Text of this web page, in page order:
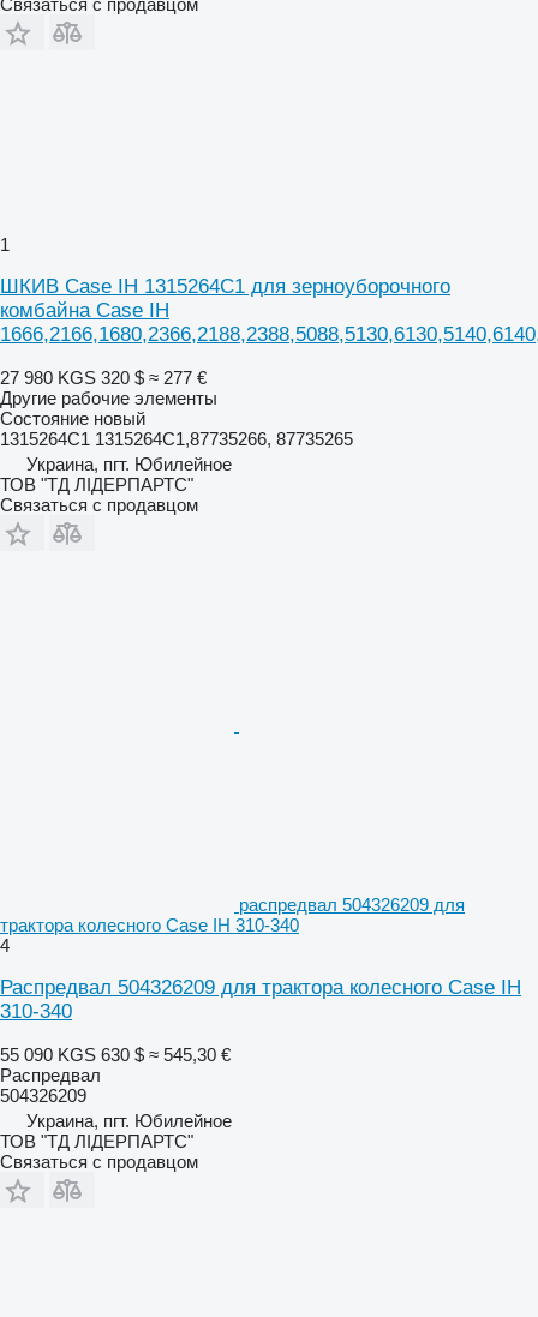
1
ШКИВ Case IH 1315264C1 для зерноуборочного
комбайна Case IH
27 980 KGS 320 $ ≈ 277 €
Другие рабочие элементы
Состояние новый
1315264C1 1315264C1,87735266, 87735265
Украина, пгт. Юбилейное
ТОВ "ТД ЛІДЕРПАРТС"
Связаться с продавцом
распредвал 504326209 для
трактора колесного Case IH 310-340
4
Распредвал 504326209 для трактора колесного Case IH
310-340
55 090 KGS 630 $ ≈ 545,30 €
Распредвал
504326209
Украина, пгт. Юбилейное
ТОВ "ТД ЛІДЕРПАРТС"
Связаться с продавцом